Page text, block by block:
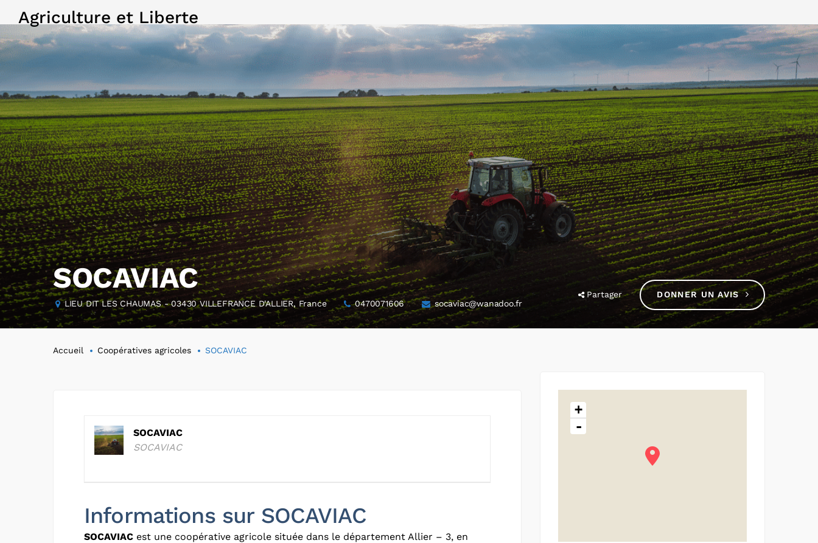
Agriculture et Liberte
SOCAVIAC
LIEU DIT LES CHAUMAS - 03430 VILLEFRANCE D'ALLIER, France 0470071606 socaviac@wanadoo.fr
Partager DONNER UN AVIS
Accueil Coopératives agricoles SOCAVIAC
SOCAVIAC
SOCAVIAC
Informations sur SOCAVIAC
SOCAVIAC est une coopérative agricole située dans le département Allier – 3, en
+
-